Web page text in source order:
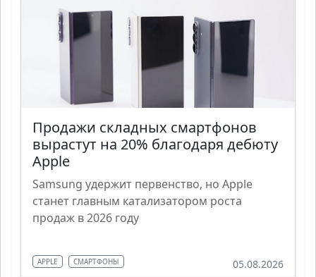
Продажи складных смартфонов
вырастут на 20% благодаря дебюту
Apple
Samsung удержит первенство, но Apple
станет главным катализатором роста
продаж в 2026 году
APPLE СМАРТФОНЫ 05.08.2026